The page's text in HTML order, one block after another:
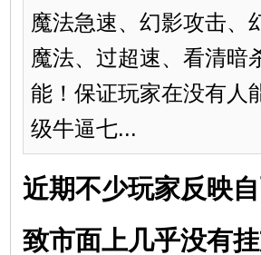
魔法急速、幻影攻击、
魔法、过超速、看清暗
能！保证玩家在没有人
级牛逼七...
近期不少玩家反映
致市面上几乎没有